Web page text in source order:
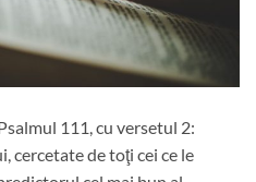
111, cu versetul 2:
cercetate de toţi cei ce le